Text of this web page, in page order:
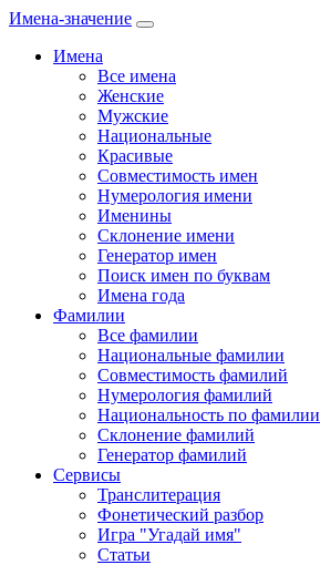
Имена-значение
Имена
Все имена
Женские
Мужские
Национальные
Красивые
Совместимость имен
Нумерология имени
Именины
Склонение имени
Генератор имен
Поиск имен по буквам
Имена года
Фамилии
Все фамилии
Национальные фамилии
Совместимость фамилий
Нумерология фамилий
Национальность по фамилии
Склонение фамилий
Генератор фамилий
Сервисы
Транслитерация
Фонетический разбор
Игра "Угадай имя"
Статьи